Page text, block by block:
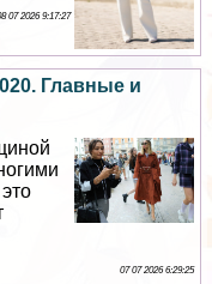
07 2026 9:17:27
Главные и
07 07 2026 6:29:25